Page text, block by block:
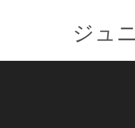
ジュ